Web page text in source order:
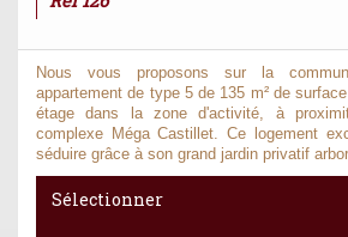
Nous vous proposons sur la
appartement de type 5 de 135 m² de
étage dans la zone d'activité, à
complexe Méga Castillet. Ce logement
séduire grâce à son grand jardin privatif
Sélectionner